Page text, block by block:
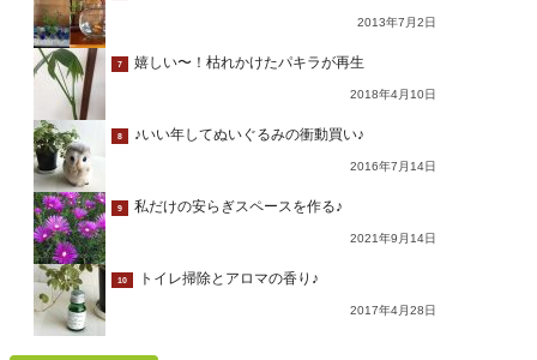
2013年7月2日
7 嬉しい〜！枯れかけたパキラが再生
2018年4月10日
8 ♪いい年してぬいぐるみの衝動買い♪
2016年7月14日
9 私だけの安らぎスペースを作る♪
2021年9月14日
10 トイレ掃除とアロマの香り♪
2017年4月28日